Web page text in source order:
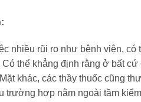
nhiều rũi ro như bệnh viện,
thể khẳng định rằng ở bất
khác, các thầy thuốc cũng
trường hợp nằm ngoài tầm